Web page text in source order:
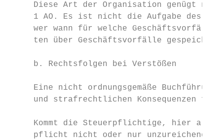
Diese Art der Organisation genügt
1 AO. Es ist nicht die Aufgabe des
wer wann für welche
ten über Geschäftsvorfälle
     b. Rechtsfolgen bei Verstößen
Eine nicht ordnungsgemäße
und strafrechtlichen Konsequenzen
Kommt die Steuerpflichtige, hier
pflicht nicht oder nur unzureichend